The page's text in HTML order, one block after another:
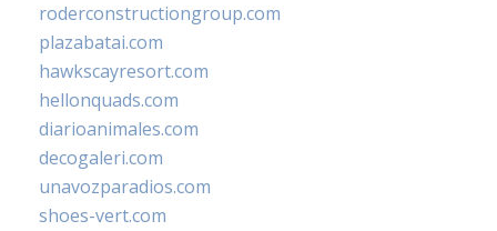
roderconstructiongroup.com
plazabatai.com
hawkscayresort.com
hellonquads.com
diarioanimales.com
decogaleri.com
unavozparadios.com
shoes-vert.com